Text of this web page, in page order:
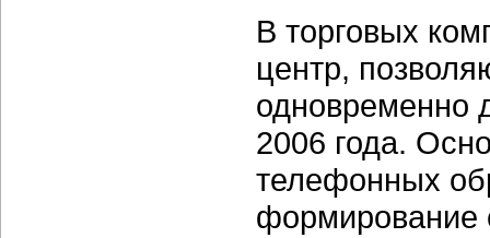
В торговых
центр,
одновременно
2006 года.
телефонных
формирование